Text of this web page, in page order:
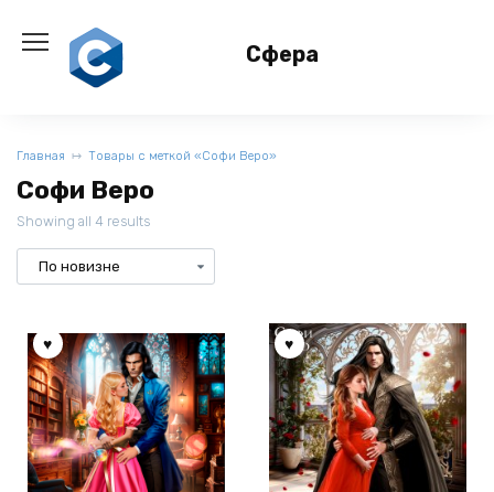
содержанию
Сфера
Главная Товары с меткой «Софи Веро»
Софи Веро
Showing all 4 results